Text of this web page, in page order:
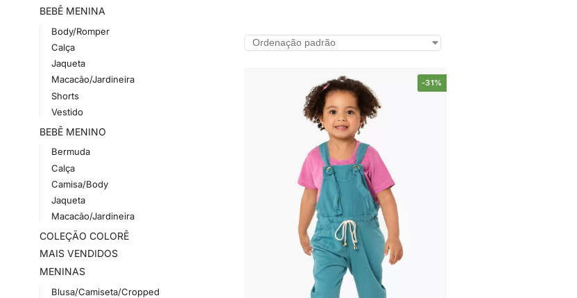
-31%
BEBÊ MENINA
Body/Romper
Calça
Jaqueta
Macacão/Jardineira
Shorts
Vestido
BEBÊ MENINO
Bermuda
Calça
Camisa/Body
Jaqueta
Macacão/Jardineira
COLEÇÃO COLORÊ
MAIS VENDIDOS
MENINAS
Blusa/Camiseta/Cropped